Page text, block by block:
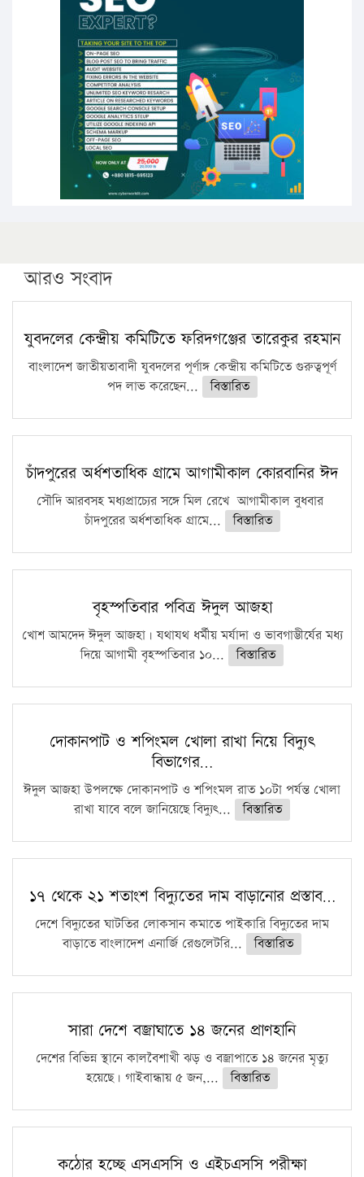
উচ্চশিক্ষায় গৌরবময় অর্জন: পূর্ণ স্কলারশিপে যুক্তরাষ্ট্রে
পিএইচডি করছেন কুয়েটের কৃতি…
সারা দেশে বজ্রাঘাতে ১৪ জনের প্রাণহানি
কঠোর হচ্ছে এসএসসি ও এইচএসসি পরীক্ষা
ফরিদগঞ্জে আগুনে পুড়লো ৬ ব্যবসা প্রতিষ্ঠান
আরও সংবাদ
যুবদলের কেন্দ্রীয় কমিটিতে ফরিদগঞ্জের তারেকুর রহমান
বাংলাদেশ জাতীয়তাবাদী যুবদলের পূর্ণাঙ্গ কেন্দ্রীয় কমিটিতে গুরুত্বপূর্ণ
পদ লাভ করেছেন...
বিস্তারিত
চাঁদপুরের অর্ধশতাধিক গ্রামে আগামীকাল কোরবানির ঈদ
সৌদি আরবসহ মধ্যপ্রাচ্যের সঙ্গে মিল রেখে আগামীকাল বুধবার
চাঁদপুরের অর্ধশতাধিক গ্রামে...
বিস্তারিত
বৃহস্পতিবার পবিত্র ঈদুল আজহা
খোশ আমদেদ ঈদুল আজহা। যথাযথ ধর্মীয় মর্যাদা ও ভাবগাম্ভীর্যের মধ্য
দিয়ে আগামী বৃহস্পতিবার ১০...
বিস্তারিত
দোকানপাট ও শপিংমল খোলা রাখা নিয়ে বিদ্যুৎ
বিভাগের…
ঈদুল আজহা উপলক্ষে দোকানপাট ও শপিংমল রাত ১০টা পর্যন্ত খোলা
রাখা যাবে বলে জানিয়েছে বিদ্যুৎ...
বিস্তারিত
১৭ থেকে ২১ শতাংশ বিদ্যুতের দাম বাড়ানোর প্রস্তাব…
দেশে বিদ্যুতের ঘাটতির লোকসান কমাতে পাইকারি বিদ্যুতের দাম
বাড়াতে বাংলাদেশ এনার্জি রেগুলেটরি...
বিস্তারিত
সারা দেশে বজ্রাঘাতে ১৪ জনের প্রাণহানি
দেশের বিভিন্ন স্থানে কালবৈশাখী ঝড় ও বজ্রাপাতে ১৪ জনের মৃত্যু
হয়েছে। গাইবান্ধায় ৫ জন,...
বিস্তারিত
কঠোর হচ্ছে এসএসসি ও এইচএসসি পরীক্ষা